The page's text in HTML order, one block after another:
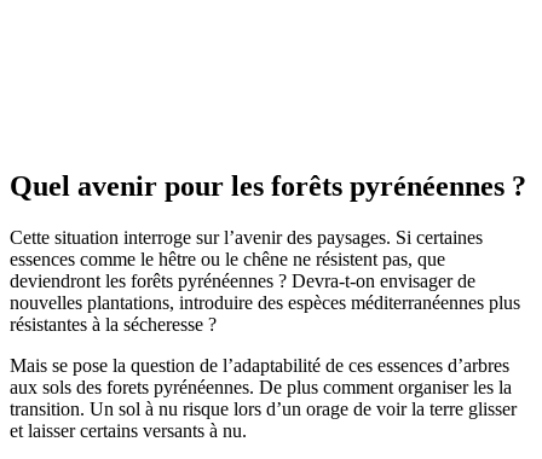
Quel avenir pour les forêts pyrénéennes ?
Cette situation interroge sur l’avenir des paysages. Si certaines
essences comme le hêtre ou le chêne ne résistent pas, que
deviendront les forêts pyrénéennes ? Devra-t-on envisager de
nouvelles plantations, introduire des espèces méditerranéennes plus
résistantes à la sécheresse ?
Mais se pose la question de l’adaptabilité de ces essences d’arbres
aux sols des forets pyrénéennes. De plus comment organiser les la
transition. Un sol à nu risque lors d’un orage de voir la terre glisser
et laisser certains versants à nu.